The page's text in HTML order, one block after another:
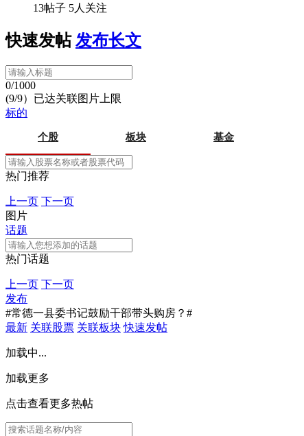
13帖子 5人关注
快速发帖 发布长文
0/1000
(9/9）已达关联图片上限
标的
个股 板块 基金
热门推荐
上一页 下一页
图片
话题
热门话题
上一页 下一页
发布
#常德一县委书记鼓励干部带头购房？#
最新 关联股票 关联板块 快速发帖
加载中...
加载更多
点击查看更多热帖